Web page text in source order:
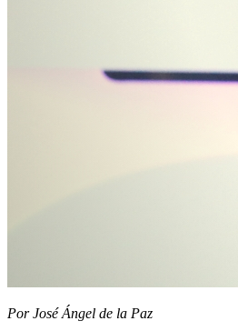
Por José Ángel de la Paz